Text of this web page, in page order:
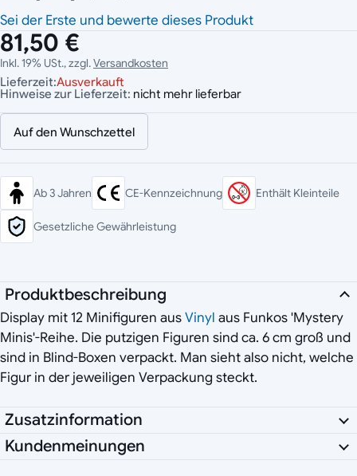
Sei der Erste und bewerte dieses Produkt
81,50 €
Inkl. 19% USt., zzgl.Versandkosten
Lieferzeit:Ausverkauft
Hinweise zur Lieferzeit: nicht mehr lieferbar
Auf den Wunschzettel
Ab 3 Jahren CE-Kennzeichnung Enthält Kleinteile
Gesetzliche Gewährleistung
Produktbeschreibung
Display mit 12 Minifiguren ausVinyl aus Funkos 'Mystery
Minis'-Reihe. Die putzigen Figuren sind ca. 6 cm groß und
sind in Blind-Boxen verpackt. Man sieht also nicht, welche
Figur in der jeweiligen Verpackung steckt.
Zusatzinformation
Kundenmeinungen